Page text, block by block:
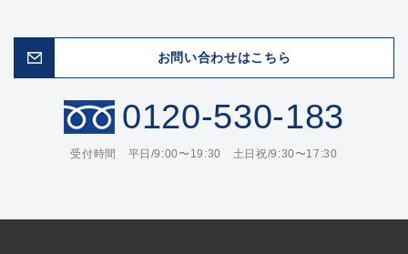
お問い合わせはこちら
0120-530-183
受付時間 平日/9:00〜19:30 土日祝/9:30〜17:30